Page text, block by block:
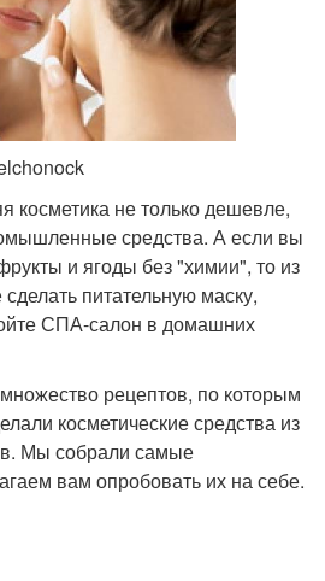
косметика не только дешевле,
средства. А если вы
и ягоды без "химии", то из
питательную маску,
СПА-салон в домашних
рецептов, по которым
косметические средства из
Мы собрали самые
вам опробовать их на себе.